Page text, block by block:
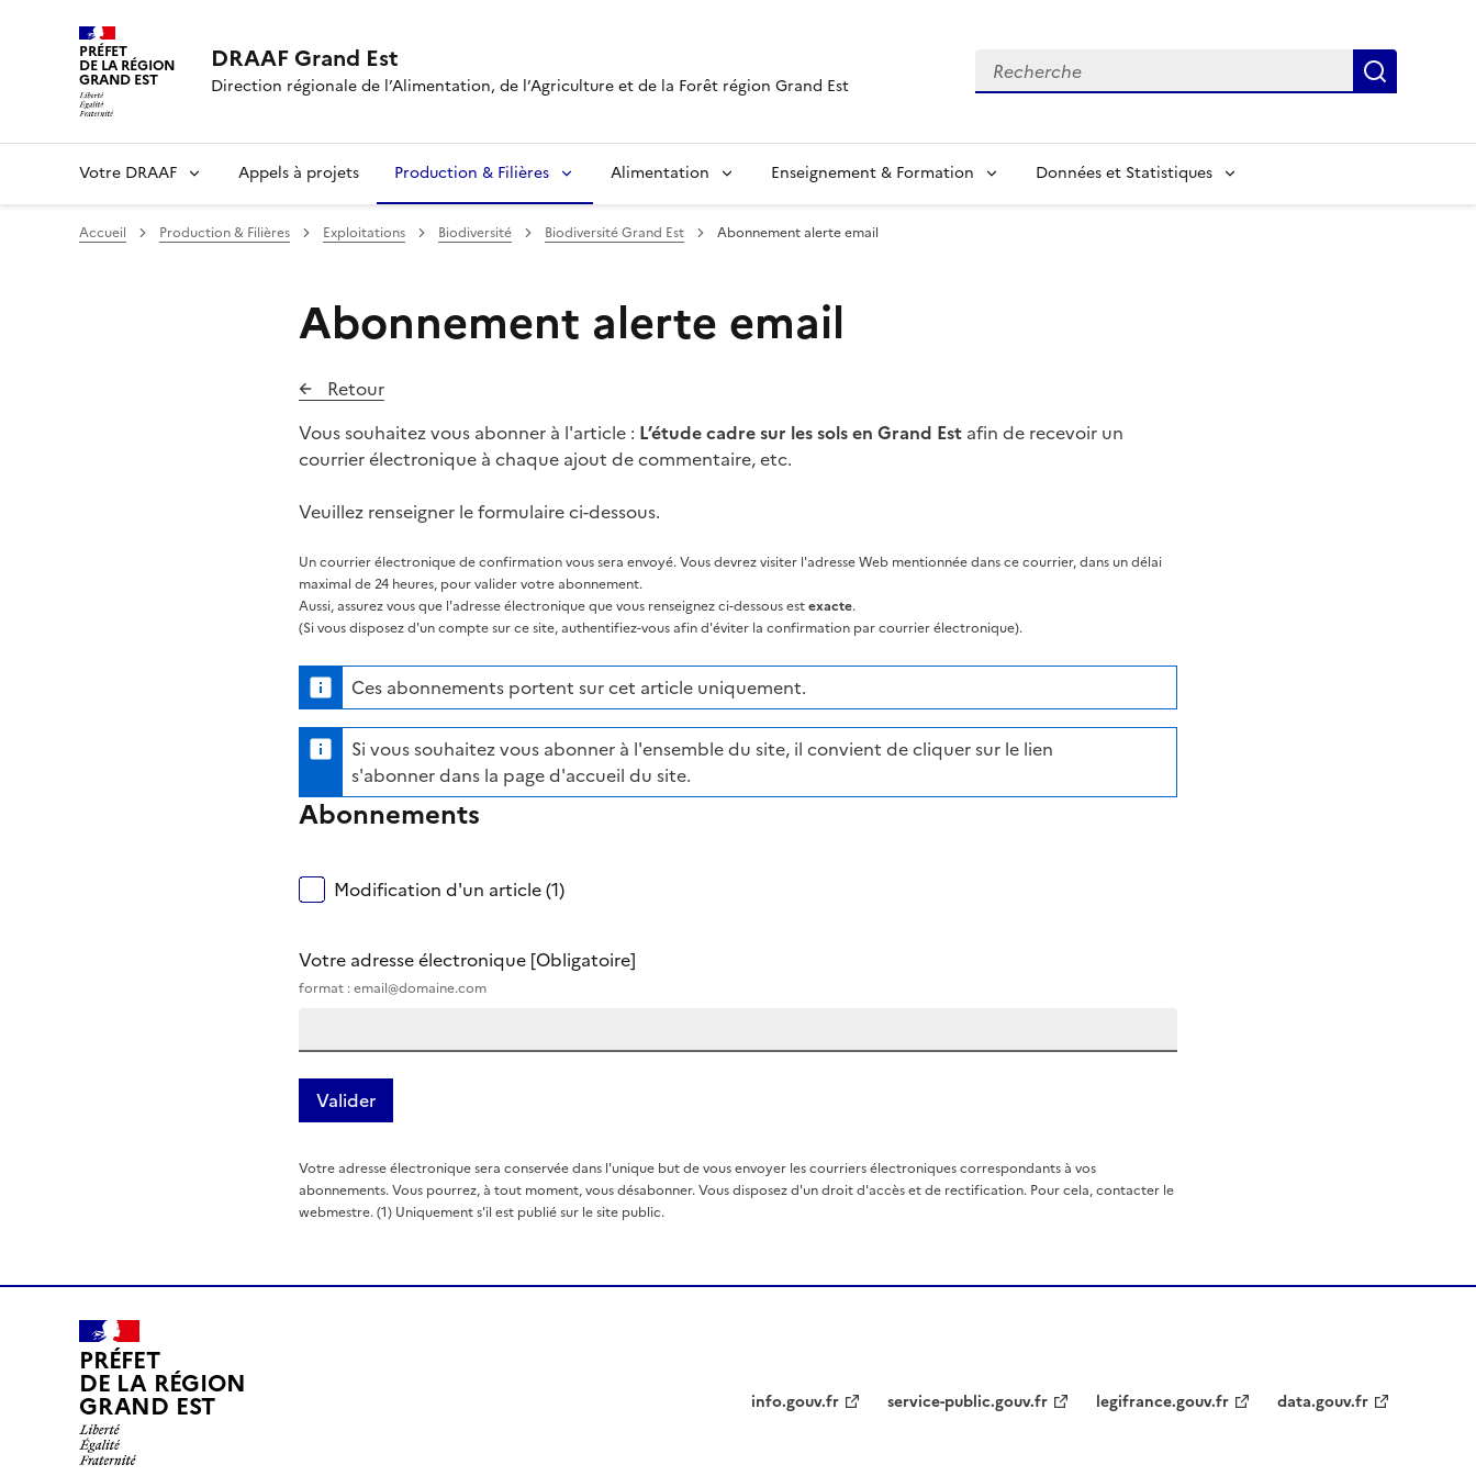
PRÉFET
DE LA RÉGION
GRAND EST
DRAAF Grand Est
Direction régionale de l’Alimentation, de l’Agriculture et de la Forêt région Grand Est
Recherche
Votre DRAAF Appels à projets Production & Filières Alimentation Enseignement & Formation Données et Statistiques
Accueil Production & Filières Exploitations Biodiversité Biodiversité Grand Est Abonnement alerte email
Abonnement alerte email
Retour
Vous souhaitez vous abonner à l'article : L’étude cadre sur les sols en Grand Est afin de recevoir un
courrier électronique à chaque ajout de commentaire, etc.
Veuillez renseigner le formulaire ci-dessous.
Un courrier électronique de confirmation vous sera envoyé. Vous devrez visiter l'adresse Web mentionnée dans ce courrier, dans un délai
maximal de 24 heures, pour valider votre abonnement.
Aussi, assurez vous que l'adresse électronique que vous renseignez ci-dessous estexacte.
(Si vous disposez d'un compte sur ce site, authentifiez-vous afin d'éviter la confirmation par courrier électronique).
Ces abonnements portent sur cet article uniquement.
Si vous souhaitez vous abonner à l'ensemble du site, il convient de cliquer sur le lien
s'abonner dans la page d'accueil du site.
Abonnements
Modification d'un article (1)
Votre adresse électronique [Obligatoire]
format : email@domaine.com
Votre adresse électronique sera conservée dans l'unique but de vous envoyer les courriers électroniques correspondants à vos
abonnements. Vous pourrez, à tout moment, vous désabonner. Vous disposez d'un droit d'accès et de rectification. Pour cela, contacter le
webmestre. (1) Uniquement s'il est publié sur le site public.
PRÉFET
DE LA RÉGION
GRAND EST info.gouv.fr service-public.gouv.fr legifrance.gouv.fr data.gouv.fr